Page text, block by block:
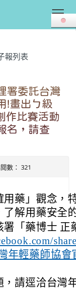
報列表
署委託台灣
!畫出ㄅ級
作比賽活動
名，請查
數： 321
用藥」觀念，
了解用藥安全
「藥博士 正
年輕藥師協會
，請逕洽台灣